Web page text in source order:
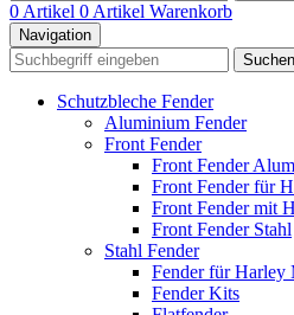
0 Artikel 0 Artikel Warenkorb
Navigation
Suchen
Schutzbleche Fender
Aluminium Fender
Front Fender
Front Fender
Front Fender für
Front Fender mit
Front Fender Stahl
Stahl Fender
Fender für Harley
Fender Kits